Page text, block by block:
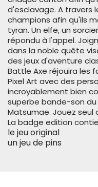
d'esclavage. A travers
champions afin qu'ils
tyran. Un elfe, un
répondu à l'appel.
dans la noble quête
des jeux d'aventure
Battle Axe réjouira les
Pixel Art avec des
incroyablement bien
superbe bande-son
Matsumae. Jouez seul
La badge edition
le jeu original
un jeu de pins